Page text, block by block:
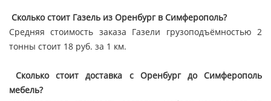
Сколько стоит Газель из Оренбург в Симферополь?
Средняя стоимость заказа Газели грузоподъёмностью 2
тонны стоит 18 руб. за 1 км.
Сколько стоит доставка с Оренбург до Симферополь
мебель?